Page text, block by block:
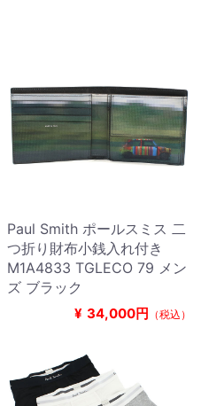
Paul Smith ポールスミス 二
つ折り財布小銭入れ付き
M1A4833 TGLECO 79 メン
ズ ブラック
¥ 34,000円 （税込）